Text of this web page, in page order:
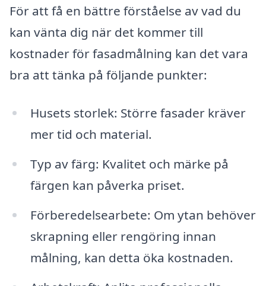
För att få en bättre förståelse av vad du
kan vänta dig när det kommer till
kostnader för fasadmålning kan det vara
bra att tänka på följande punkter:
Husets storlek: Större fasader kräver
mer tid och material.
Typ av färg: Kvalitet och märke på
färgen kan påverka priset.
Förberedelsearbete: Om ytan behöver
skrapning eller rengöring innan
målning, kan detta öka kostnaden.